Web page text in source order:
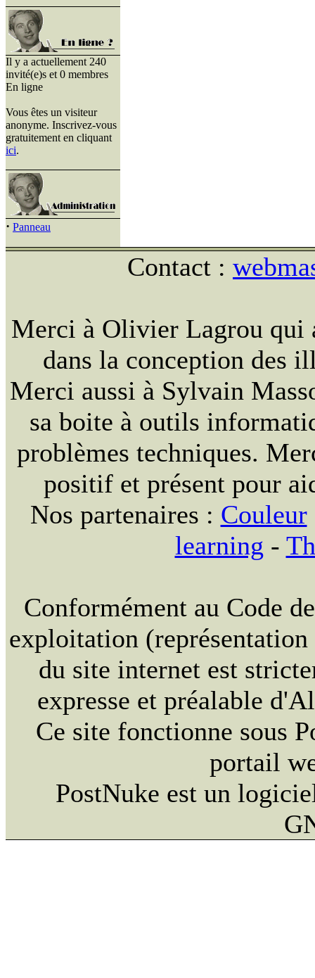
Il y a actuellement 240
invité(e)s et 0 membres
En ligne
Vous êtes un visiteur
anonyme. Inscrivez-vous
gratuitement en cliquant
ici.
· Panneau
Contact :
Merci à Olivier Lagrou qui
dans la conception des
Merci aussi à Sylvain
sa boite à outils
problèmes techniques.
positif et présent pour
Nos partenaires : Couleur
learning -
Conformément au Code
exploitation
du site internet est
expresse et préalable
Ce site fonctionne sous
portail
PostNuke est un